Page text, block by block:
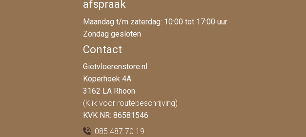
afspraak
Maandag t/m zaterdag: 10:00 tot 17:00 uur
Zondag gesloten
Contact
Gietvloerenstore.nl
Koperhoek 4A
3162 LA Rhoon
(Klik voor routebeschrijving)
KVK NR: 86581546
085 487 70 19